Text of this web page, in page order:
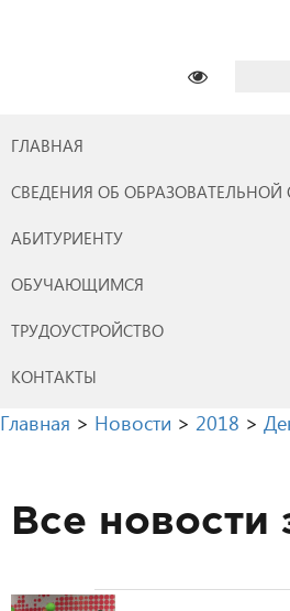
ГЛАВНАЯ
СВЕДЕНИЯ ОБ
АБИТУРИЕНТУ
ОБУЧАЮЩИМСЯ
ТРУДОУСТРОЙСТВО
КОНТАКТЫ
Главная > Новости > 2018 >
Все новости